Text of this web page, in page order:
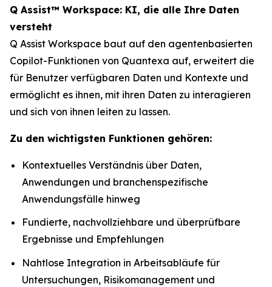
Q Assist™ Workspace: KI, die alle Ihre Daten
versteht
Q Assist Workspace baut auf den agentenbasierten
Copilot-Funktionen von Quantexa auf, erweitert die
für Benutzer verfügbaren Daten und Kontexte und
ermöglicht es ihnen, mit ihren Daten zu interagieren
und sich von ihnen leiten zu lassen.
Zu den wichtigsten Funktionen gehören:
Kontextuelles Verständnis über Daten,
Anwendungen und branchenspezifische
Anwendungsfälle hinweg
Fundierte, nachvollziehbare und überprüfbare
Ergebnisse und Empfehlungen
Nahtlose Integration in Arbeitsabläufe für
Untersuchungen, Risikomanagement und